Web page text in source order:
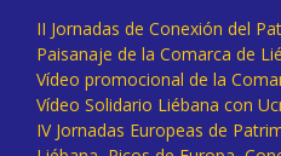
II Jornadas de Conexión del
Paisanaje de la Comarca de
Vídeo promocional de la
Vídeo Solidario Liébana con
IV Jornadas Europeas de